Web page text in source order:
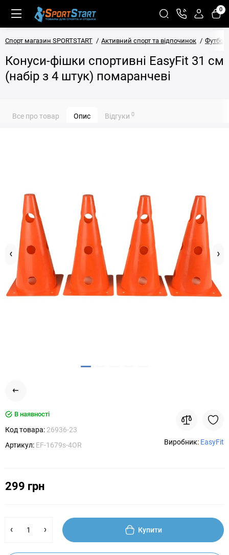
0
Спорт магазин SPORTSTART Активний спорт та відпочинок Футбол
Конуси-фішки спортивні EasyFit 31 см
(набір з 4 штук) помаранчеві
Все про товар Опис Відгуки 0
В наявності
Код товара: 26936-23
Артикул: EF-1679s-4OR Виробник: EasyFit
299 грн
Купити